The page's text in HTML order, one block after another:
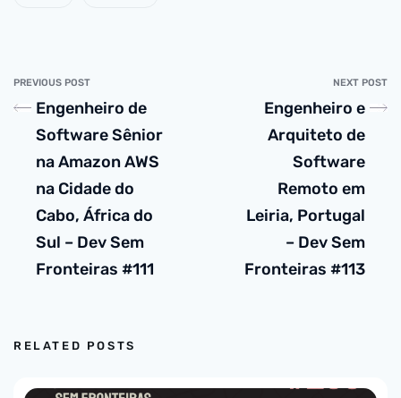
PREVIOUS POST
Engenheiro de
Software Sênior
na Amazon AWS
na Cidade do
Cabo, África do
Sul – Dev Sem
Fronteiras #111
NEXT POST
Engenheiro e
Arquiteto de
Software
Remoto em
Leiria, Portugal
– Dev Sem
Fronteiras #113
RELATED POSTS